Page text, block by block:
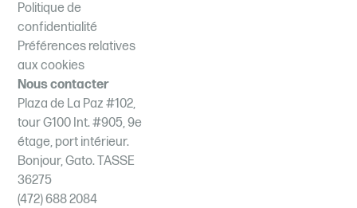
Politique de
confidentialité
Préférences relatives
aux cookies
Nous contacter
Plaza de La Paz #102,
tour G100 Int. #905, 9e
étage, port intérieur.
Bonjour, Gato. TASSE
36275
(472) 688 2084